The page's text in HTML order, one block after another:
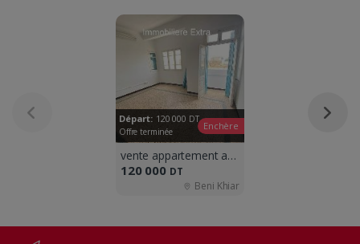
Départ: 120 000 DT
Offre terminée
Enchère
vente appartement a beni khiar
120 000 DT
Beni Khiar